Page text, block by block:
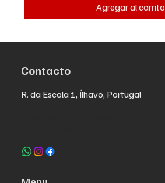
Agregar al carrito
Contacto
R. da Escola 1, Ílhavo, Portugal